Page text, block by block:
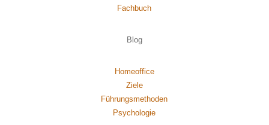
Fachbuch
Blog
Homeoffice
Ziele
Führungsmethoden
Psychologie